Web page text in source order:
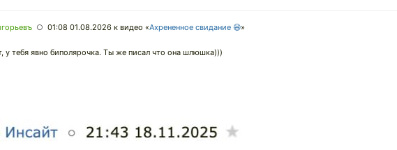
○ 01:08 01.08.2026 к видео «Ахрененное свидание 😆»
у тебя явно биполярочка. Ты же писал что она шлюшка)))